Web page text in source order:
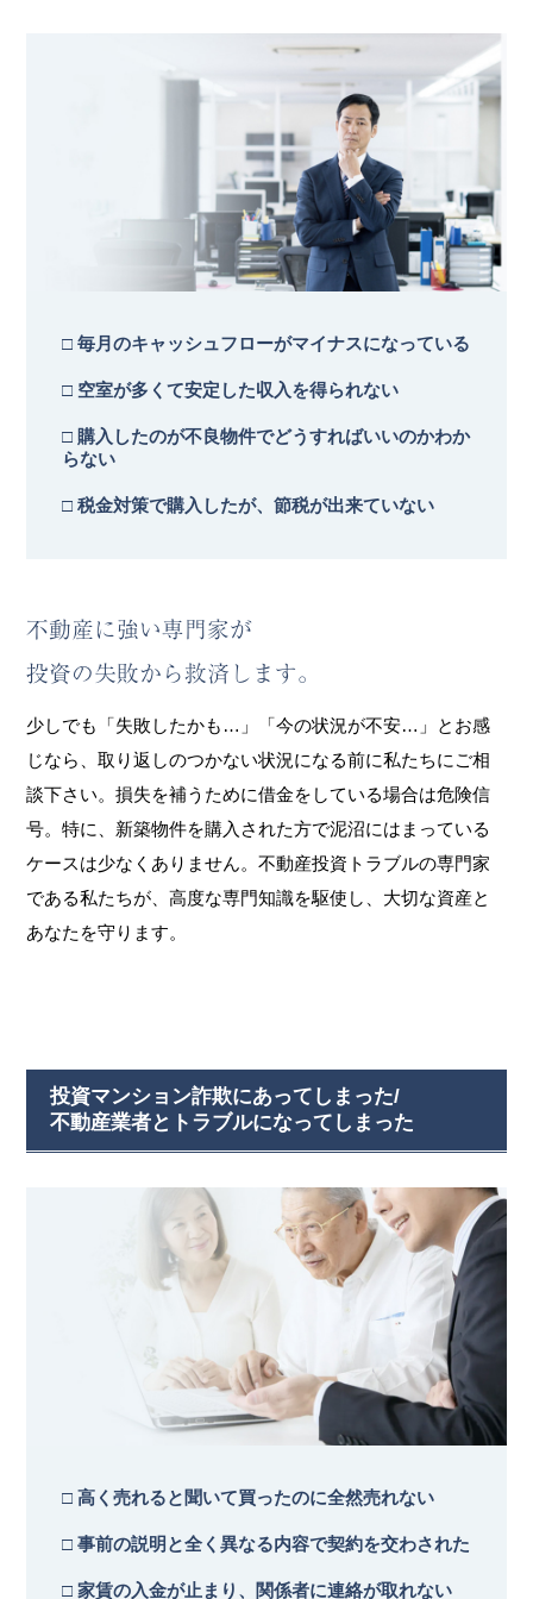
□ 毎月のキャッシュフローがマイナスになっている
□ 空室が多くて安定した収入を得られない
□ 購入したのが不良物件でどうすればいいのかわか
らない
□ 税金対策で購入したが、節税が出来ていない
不動産に強い専門家が
投資の失敗から救済します。
少しでも「失敗したかも…」「今の状況が不安…」とお感
じなら、取り返しのつかない状況になる前に私たちにご相
談下さい。損失を補うために借金をしている場合は危険信
号。特に、新築物件を購入された方で泥沼にはまっている
ケースは少なくありません。不動産投資トラブルの専門家
である私たちが、高度な専門知識を駆使し、大切な資産と
あなたを守ります。
投資マンション詐欺にあってしまった/
不動産業者とトラブルになってしまった
□ 高く売れると聞いて買ったのに全然売れない
□ 事前の説明と全く異なる内容で契約を交わされた
□ 家賃の入金が止まり、関係者に連絡が取れない